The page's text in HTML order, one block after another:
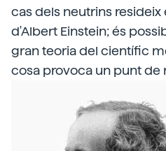
cas dels neutrins
d'Albert Einstein; és
gran teoria del científic
cosa provoca un punt de